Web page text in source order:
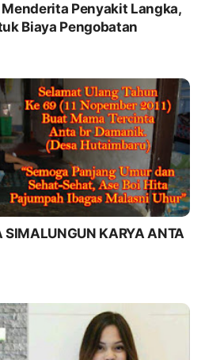
Penyakit Langka,
Biaya Pengobatan
KARYA ANTA